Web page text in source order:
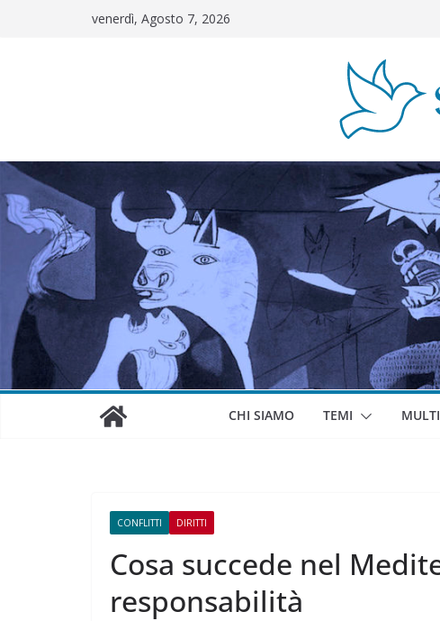
venerdì, Agosto 7, 2026
CHI SIAMO TEMI
CONFLITTI DIRITTI
Cosa succede nel
responsabilità